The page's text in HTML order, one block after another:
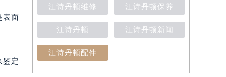
表面
鉴定
江诗丹顿维修 江诗丹顿保养
江诗丹顿 江诗丹顿新闻
江诗丹顿配件